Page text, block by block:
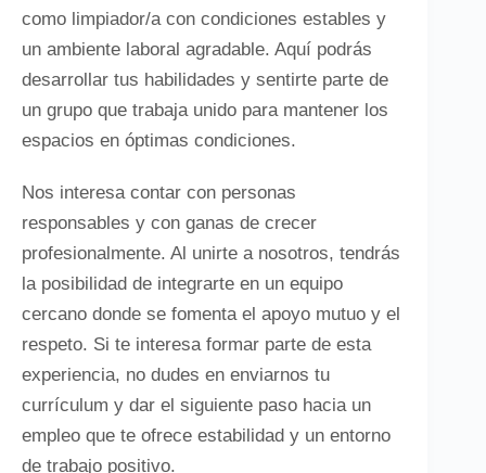
como limpiador/a con condiciones estables y
un ambiente laboral agradable. Aquí podrás
desarrollar tus habilidades y sentirte parte de
un grupo que trabaja unido para mantener los
espacios en óptimas condiciones.
Nos interesa contar con personas
responsables y con ganas de crecer
profesionalmente. Al unirte a nosotros, tendrás
la posibilidad de integrarte en un equipo
cercano donde se fomenta el apoyo mutuo y el
respeto. Si te interesa formar parte de esta
experiencia, no dudes en enviarnos tu
currículum y dar el siguiente paso hacia un
empleo que te ofrece estabilidad y un entorno
de trabajo positivo.